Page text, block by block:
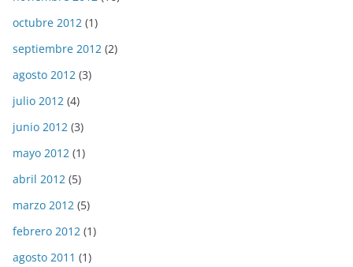
octubre 2012 (1)
septiembre 2012 (2)
agosto 2012 (3)
julio 2012 (4)
junio 2012 (3)
mayo 2012 (1)
abril 2012 (5)
marzo 2012 (5)
febrero 2012 (1)
agosto 2011 (1)